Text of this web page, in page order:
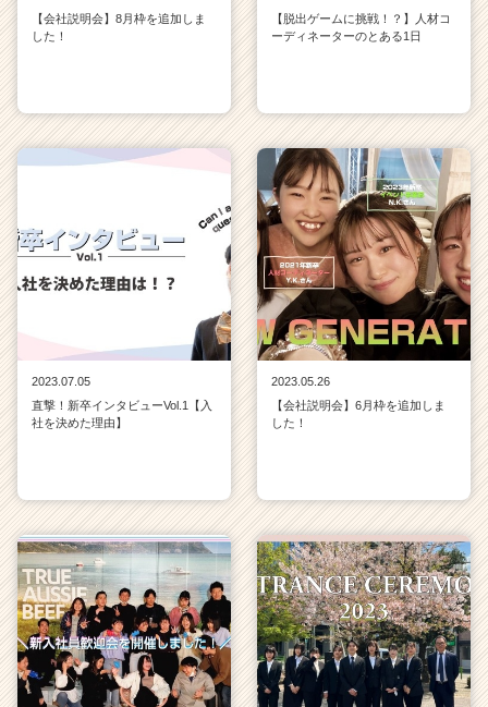
【会社説明会】8月枠を追加しま
した！
【脱出ゲームに挑戦！？】人材コ
ーディネーターのとある1日
2023.07.05
直撃！新卒インタビューVol.1【入
社を決めた理由】
2023.05.26
【会社説明会】6月枠を追加しま
した！